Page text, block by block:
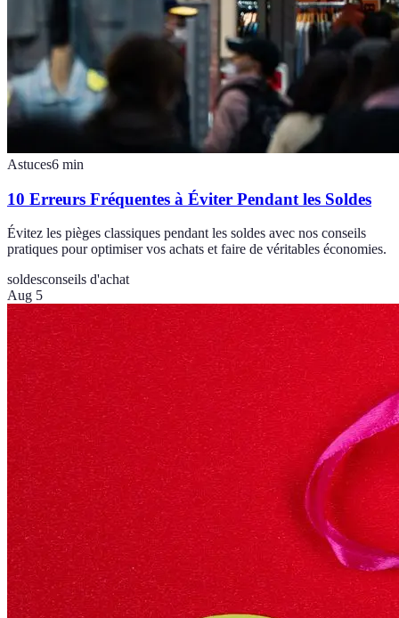
Astuces6 min
10 Erreurs Fréquentes à Éviter Pendant les Soldes
Évitez les pièges classiques pendant les soldes avec nos conseils
pratiques pour optimiser vos achats et faire de véritables économies.
soldesconseils d'achat
Aug 5